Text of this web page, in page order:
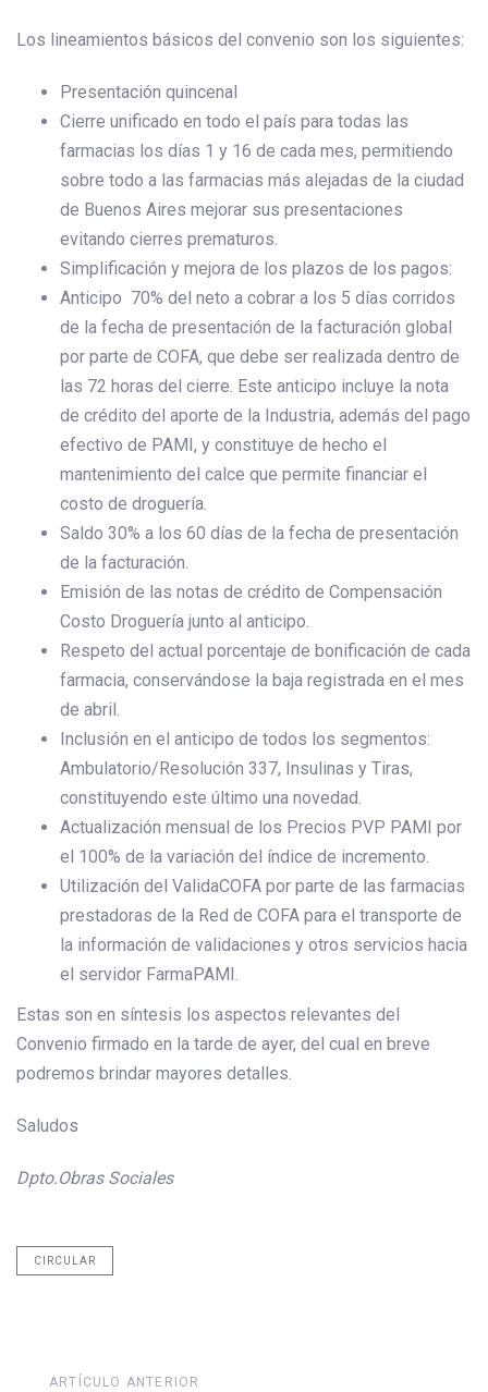
Los lineamientos básicos del convenio son los siguientes:
Presentación quincenal
Cierre unificado en todo el país para todas las
farmacias los días 1 y 16 de cada mes, permitiendo
sobre todo a las farmacias más alejadas de la ciudad
de Buenos Aires mejorar sus presentaciones
evitando cierres prematuros.
Simplificación y mejora de los plazos de los pagos:
Anticipo 70% del neto a cobrar a los 5 días corridos
de la fecha de presentación de la facturación global
por parte de COFA, que debe ser realizada dentro de
las 72 horas del cierre. Este anticipo incluye la nota
de crédito del aporte de la Industria, además del pago
efectivo de PAMI, y constituye de hecho el
mantenimiento del calce que permite financiar el
costo de droguería.
Saldo 30% a los 60 días de la fecha de presentación
de la facturación.
Emisión de las notas de crédito de Compensación
Costo Droguería junto al anticipo.
Respeto del actual porcentaje de bonificación de cada
farmacia, conservándose la baja registrada en el mes
de abril.
Inclusión en el anticipo de todos los segmentos:
Ambulatorio/Resolución 337, Insulinas y Tiras,
constituyendo este último una novedad.
Actualización mensual de los Precios PVP PAMI por
el 100% de la variación del índice de incremento.
Utilización del ValidaCOFA por parte de las farmacias
prestadoras de la Red de COFA para el transporte de
la información de validaciones y otros servicios hacia
el servidor FarmaPAMI.
Estas son en síntesis los aspectos relevantes del
Convenio firmado en la tarde de ayer, del cual en breve
podremos brindar mayores detalles.
Saludos
Dpto.Obras Sociales
CIRCULAR
Artículo
ARTÍCULO ANTERIOR